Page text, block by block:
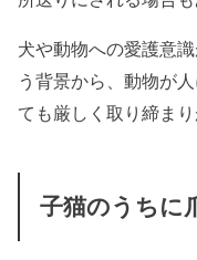
犬や動物への愛護意
う背景から、動物が
ても厳しく取り締ま
子猫のうちに